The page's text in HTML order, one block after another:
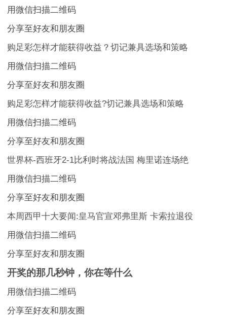
用微信扫描二维码
分享至好友和朋友圈
购足彩怎样才能获得收益？切记兼具选场和策略
用微信扫描二维码
分享至好友和朋友圈
购足彩怎样才能获得收益?切记兼具选场和策略
用微信扫描二维码
分享至好友和朋友圈
世界杯-西班牙2-1比利时将战法国 梅里诺连场绝
用微信扫描二维码
分享至好友和朋友圈
本周西甲十大要闻:皇马官宣邓弗里斯 卡索拉退役
用微信扫描二维码
分享至好友和朋友圈
开奖的那几秒钟，你在等什么
用微信扫描二维码
分享至好友和朋友圈